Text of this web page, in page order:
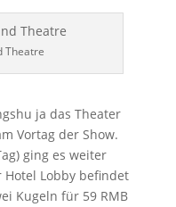
Theatre
ja das Theater
Vortag der Show.
ging es weiter
Lobby befindet
Kugeln für 59 RMB